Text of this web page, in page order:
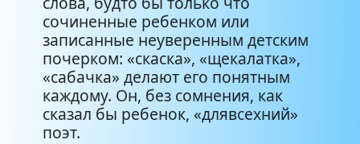
сочиненные ребенком или
записанные неуверенным детским
почерком: «скаска», «щекалатка»,
«сабачка» делают его понятным
каждому. Он, без сомнения, как
сказал бы ребенок, «длявсехний»
поэт.